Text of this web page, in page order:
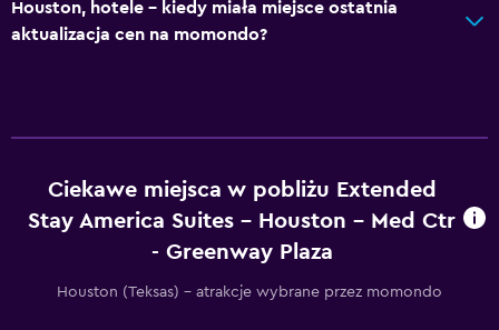
Houston, hotele – kiedy miała miejsce ostatnia
aktualizacja cen na momondo?
Ciekawe miejsca w pobliżu Extended
Stay America Suites - Houston - Med Ctr
- Greenway Plaza
Houston (Teksas) – atrakcje wybrane przez momondo